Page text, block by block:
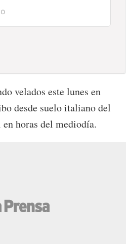
velados este lunes en
desde suelo italiano del
horas del mediodía.